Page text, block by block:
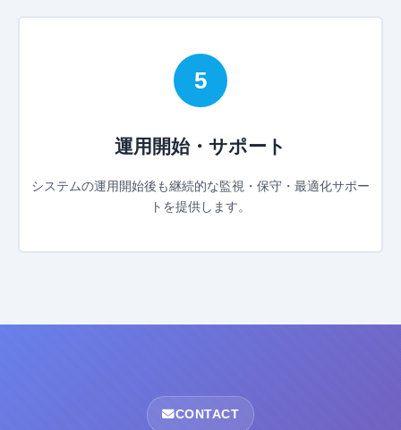
5
運用開始・サポート
システムの運用開始後も継続的な監視・保守・最適化サポー
トを提供します。
CONTACT